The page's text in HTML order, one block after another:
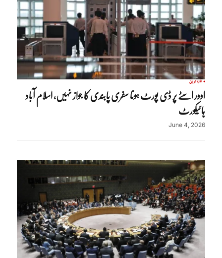
تازہ ترین
اوور اسٹے پر ڈی پورٹ ہونا سفری پابندی کا جواز نہیں، اسلام آباد
ہائیکورٹ
June 4, 2026